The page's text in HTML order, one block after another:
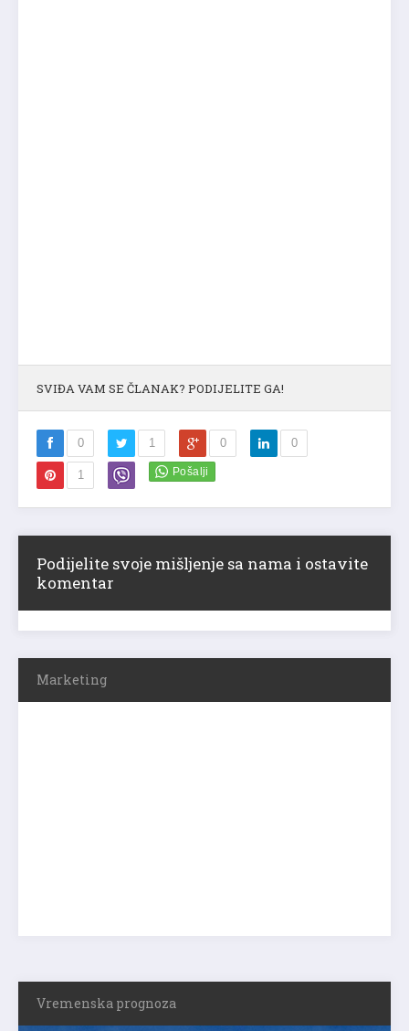
SVIĐA VAM SE ČLANAK? PODIJELITE GA!
0 1 0 0
1
Podijelite svoje mišljenje sa nama i ostavite
komentar
Marketing
Vremenska prognoza